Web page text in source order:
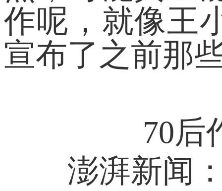
作呢，就像王
宣布了之前那
70后作
澎湃新闻：